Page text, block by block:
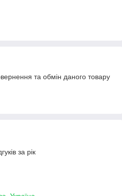
та обмін даного товару
за рік